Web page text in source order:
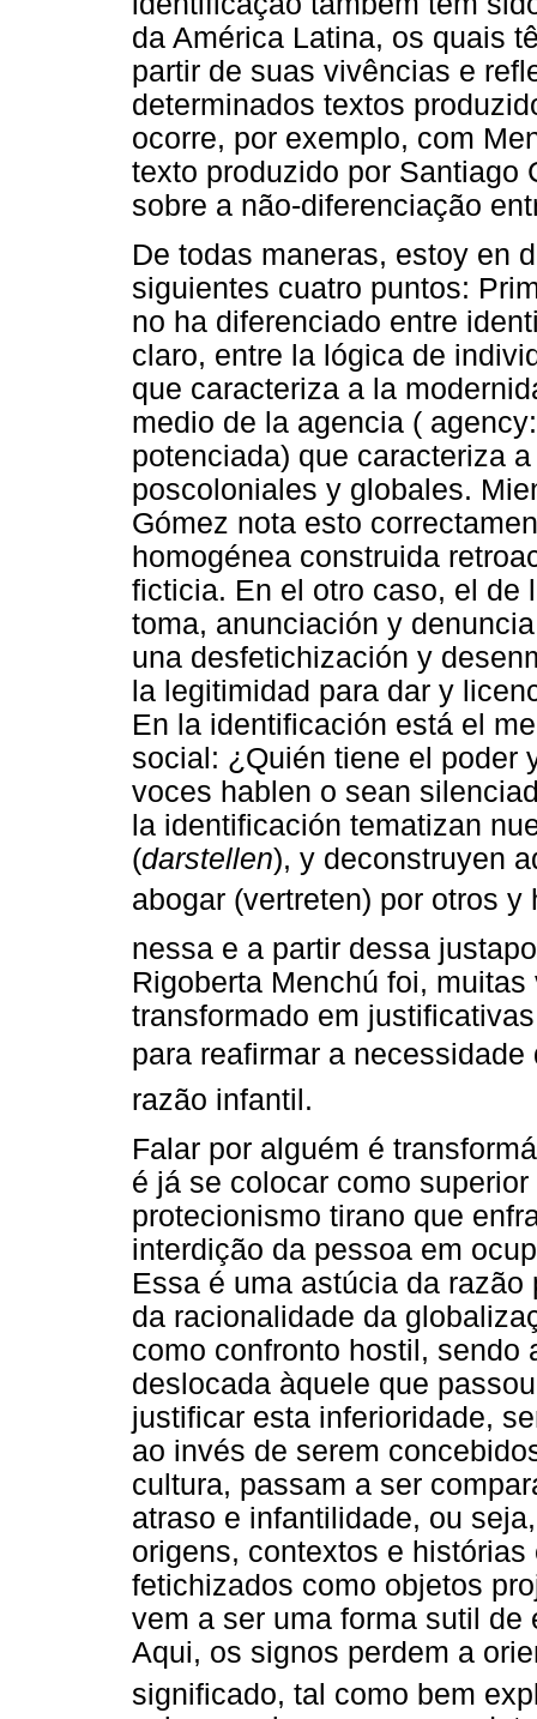
da América Latina, os quais
partir de suas vivências e
determinados textos
ocorre, por exemplo, com
texto produzido por Santiago
sobre a não-diferenciação
De todas maneras, estoy en
siguientes cuatro puntos:
no ha diferenciado entre
claro, entre la lógica de
que caracteriza a la
medio de la agencia (
potenciada) que caracteriza
poscoloniales y globales.
Gómez nota esto
homogénea construida
ficticia. En el otro caso, el de
toma, anunciación y
una desfetichización y
la legitimidad para dar y
En la identificación está el
social: ¿Quién tiene el poder
voces hablen o sean
la identificación tematizan
(darstellen), y deconstruyen
abogar (vertreten) por otros y
nessa e a partir dessa
Rigoberta Menchú foi,
transformado em
para reafirmar a necessidade
razão infantil.
Falar por alguém é
é já se colocar como
protecionismo tirano que
interdição da pessoa em
Essa é uma astúcia da
da racionalidade da
como confronto hostil, sendo
deslocada àquele que
justificar esta inferioridade,
ao invés de serem
cultura, passam a ser
atraso e infantilidade, ou
origens, contextos e
fetichizados como objetos
vem a ser uma forma sutil
Aqui, os signos perdem a
significado, tal como bem